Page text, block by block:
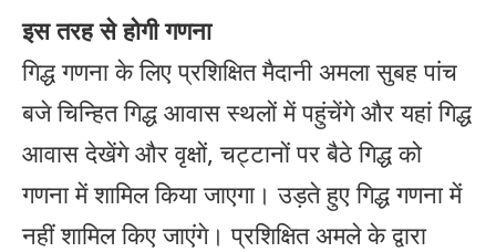
इस तरह से होगी गणना
गिद्ध गणना के लिए प्रशिक्षित मैदानी अमला सुबह पांच
बजे चिन्हित गिद्ध आवास स्थलों में पहुंचेंगे और यहां गिद्ध
आवास देखेंगे और वृक्षों, चट्टानों पर बैठे गिद्ध को
गणना में शामिल किया जाएगा। उड़ते हुए गिद्ध गणना में
नहीं शामिल किए जाएंगे। प्रशिक्षित अमले के द्वारा